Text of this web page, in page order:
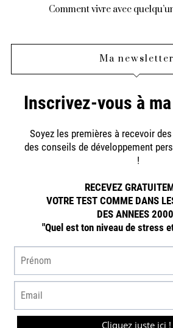
Comment vivre avec
Ma newsletter